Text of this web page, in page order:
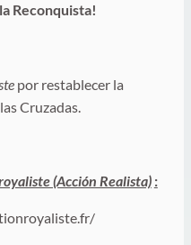
Reconquista!
por restablecer la
Cruzadas.
(Acción Realista) :